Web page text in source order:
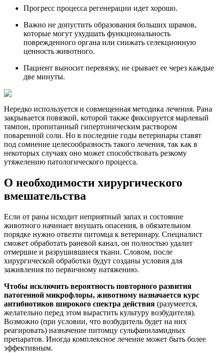
Прогресс процесса регенерации идет хорошо.
Важно не допустить образования больших шрамов,
которые могут ухудшать функциональность
поврежденного органа или снижать селекционную
ценность животного.
Пациент выносит перевязку, не срывает ее через каждые
две минуты.
Нередко используется и совмещенная методика лечения. Рана
закрывается повязкой, которой также фиксируется марлевый
тампон, пропитанный гипертоническим раствором
поваренной соли. Но в последние годы ветеринары ставят
под сомнение целесообразность такого лечения, так как в
некоторых случаях оно может способствовать резкому
утяжелению патологического процесса.
О необходимости хирургического
вмешательства
Если от раны исходит неприятный запах и состояние
животного начинает внушать опасения, в обязательном
порядке нужно отвезти питомца к ветеринару. Специалист
сможет обработать раневой канал, он полностью удалит
отмершие и разрушившиеся ткани. Словом, после
хирургической обработки будут созданы условия для
заживления по первичному натяжению.
Чтобы исключить вероятность повторного развития
патогенной микрофлоры, животному назначается курс
антибиотиков широкого спектра действия (разумеется,
желательно перед этом вырастить культуру возбудителя).
Возможно (при условии, что возбудитель будет на них
реагировать) назначение питомцу сульфаниламидных
препаратов. Иногда комплексное лечение может быть более
эффективным.